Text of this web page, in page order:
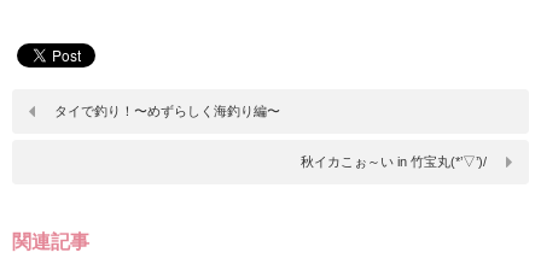
タイで釣り！〜めずらしく海釣り編〜
秋イカこぉ～い in 竹宝丸(*’▽’)/
関連記事